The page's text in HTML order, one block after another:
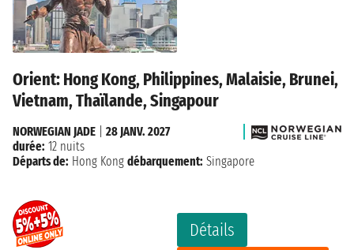
Orient: Hong Kong, Philippines, Malaisie, Brunei,
Vietnam, Thaïlande, Singapour
Détails
NORWEGIAN JADE
28 JANV. 2027
durée: 12 nuits
Départs de: Hong Kong débarquement: Singapore